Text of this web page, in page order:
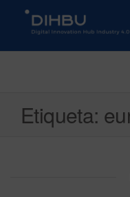
DIGITAL
Etiqueta: